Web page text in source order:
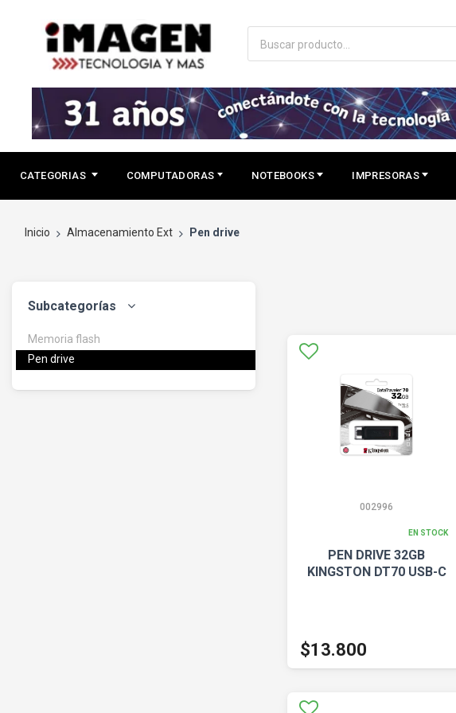
CATEGORIAS COMPUTADORAS NOTEBOOKS IMPRESORAS
Inicio Almacenamiento Ext Pen drive
Subcategorías
Memoria flash
Pen drive
002996
EN STOCK
PEN DRIVE 32GB
KINGSTON DT70 USB-C
$13.800